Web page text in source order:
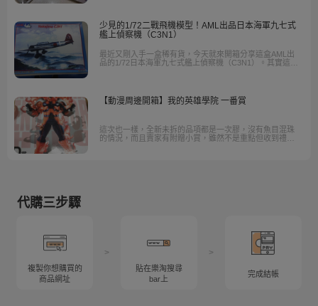
少見的1/72二戰飛機模型！AML出品日本海軍九七式
艦上偵察機（C3N1）
最近又剛入手一盒稀有貨，今天就來開箱分享這盒AML出
品的1/72日本海軍九七式艦上偵察機（C3N1）。其實這架
【動漫周邊開箱】我的英雄學院 一番賞
這次也一樣，全新未拆的品項都是一次膠，沒有魚目混珠
的情況，而且賣家有附贈小賞，雖然不是重點但收到禮物
代購三步驟
複製你想購買的
商品網址
>
貼在樂淘搜尋
bar上
>
完成結帳